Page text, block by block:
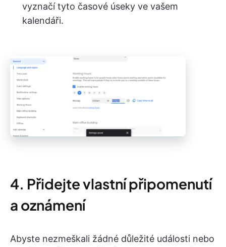
vyznačí tyto časové úseky ve vašem
kalendáři.
4. Přidejte vlastní připomenutí
a oznámení
Abyste nezmeškali žádné důležité události nebo